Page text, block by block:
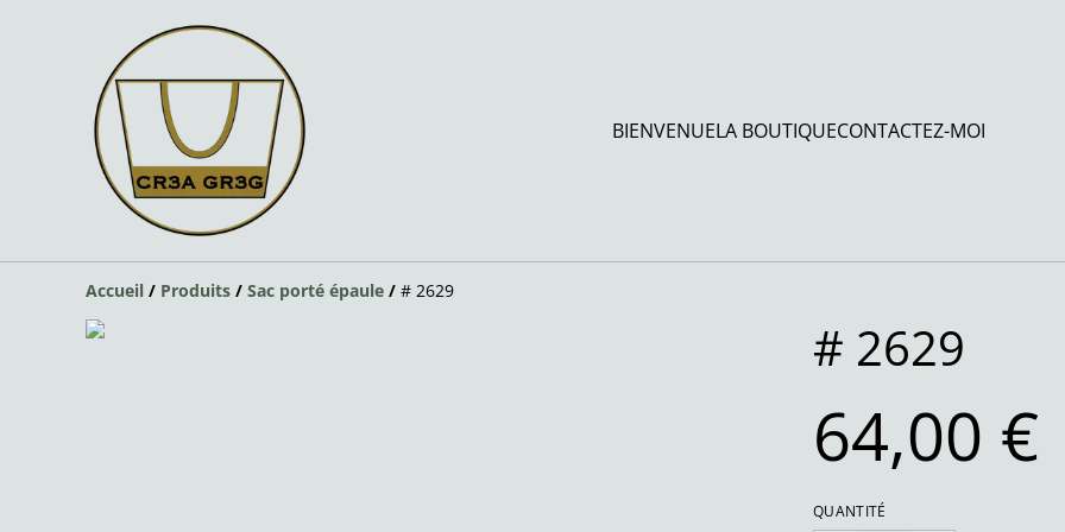
BIENVENUELA BOUTIQUECONTACTEZ-MOI
Accueil / Produits / Sac porté épaule / # 2629
# 2629
64,00 €
QUANTITÉ